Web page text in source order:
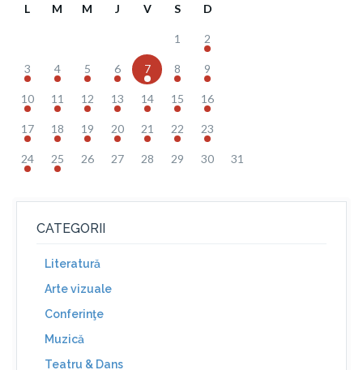
L M M J V S D
1 2
3 4 5 6 7 8 9
10 11 12 13 14 15 16
17 18 19 20 21 22 23
24 25 26 27 28 29 30 31
CATEGORII
Literatură
Arte vizuale
Conferinţe
Muzică
Teatru & Dans